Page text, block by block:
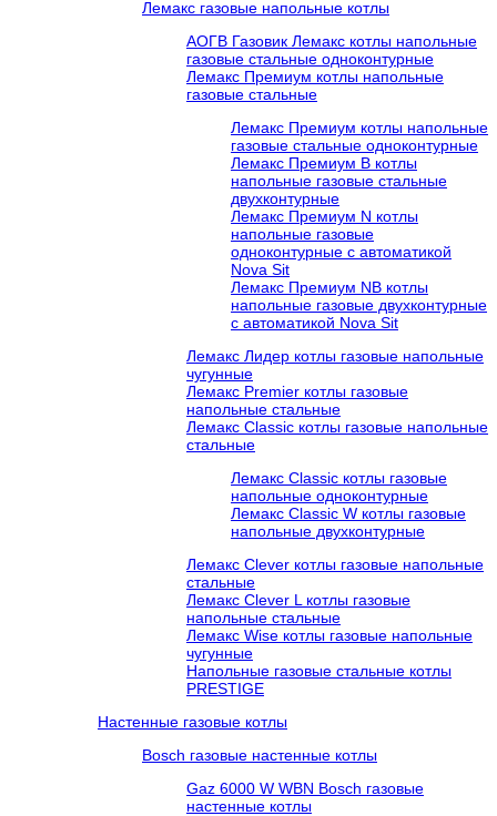
Лемакс газовые напольные котлы
АОГВ Газовик Лемакс котлы напольные
газовые стальные одноконтурные
Лемакс Премиум котлы напольные
газовые стальные
Лемакс Премиум котлы напольные
газовые стальные одноконтурные
Лемакс Премиум B котлы
напольные газовые стальные
двухконтурные
Лемакс Премиум N котлы
напольные газовые
одноконтурные c автоматикой
Nova Sit
Лемакс Премиум NB котлы
напольные газовые двухконтурные
c автоматикой Nova Sit
Лемакс Лидер котлы газовые напольные
чугунные
Лемакс Premier котлы газовые
напольные стальные
Лемакс Classic котлы газовые напольные
стальные
Лемакс Classic котлы газовые
напольные одноконтурные
Лемакс Classic W котлы газовые
напольные двухконтурные
Лемакс Clever котлы газовые напольные
стальные
Лемакс Clever L котлы газовые
напольные стальные
Лемакс Wise котлы газовые напольные
чугунные
Напольные газовые стальные котлы
PRESTIGE
Настенные газовые котлы
Bosch газовые настенные котлы
Gaz 6000 W WBN Bosch газовые
настенные котлы